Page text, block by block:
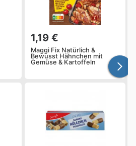
1,19 €
Maggi Fix Natürlich &
Bewusst Hähnchen mit
Gemüse & Kartoffeln